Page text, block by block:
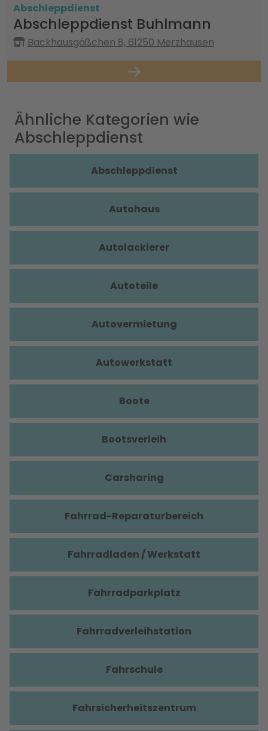
Abschleppdienst
Abschleppdienst Buhlmann
Backhausgäßchen 8, 61250 Merzhausen
Ähnliche Kategorien wie
Abschleppdienst
Abschleppdienst
Autohaus
Autolackierer
Autoteile
Autovermietung
Autowerkstatt
Boote
Bootsverleih
Carsharing
Fahrrad-Reparaturbereich
Fahrradladen / Werkstatt
Fahrradparkplatz
Fahrradverleihstation
Fahrschule
Fahrsicherheitszentrum